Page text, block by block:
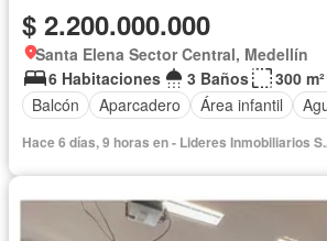
$ 2.200.000.000
Santa Elena Sector Central, Medellín
6 Habitaciones
3 Baños
300 m²
Balcón
Aparcadero Área infantil
Hace 6 días, 9 horas en - Lideres Inmobiliarios